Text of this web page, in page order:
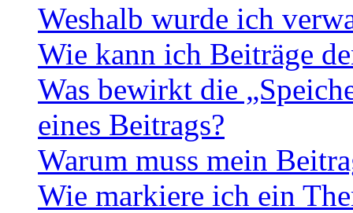
Weshalb wurde ich
Wie kann ich Beiträge
Was bewirkt die
eines Beitrags?
Warum muss mein
Wie markiere ich ein